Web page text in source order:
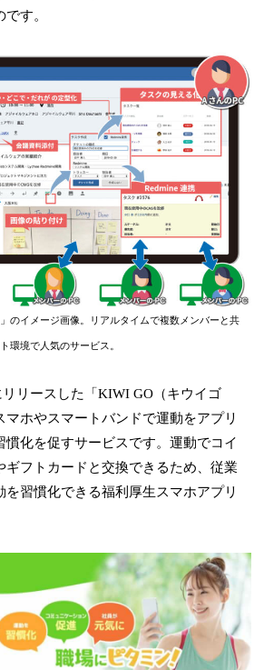
す。
のイメージ画像。リアルタイムで複数メンバーと共
環境で人気のサービス。
リースした「KIWI GO（キウイゴ
マホやスマートバンドで運動をアプリ
慣化を促すサービスです。運動でコイ
ギフトカードと交換できるため、従業
を習慣化できる福利厚生スマホアプリ